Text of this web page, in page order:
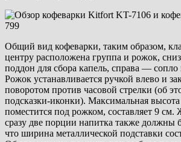
Общий вид кофеварки, таким образом,
центру расположена группа и рожок,
поддон для сбора капель, справа — сопло
Рожок устанавливается ручкой влево и
поворотом против часовой стрелки (об
подсказки-иконки). Максимальная
поместится под рожком, составляет 9
сразу две порции напитка также должны
что ширина металлической подставки